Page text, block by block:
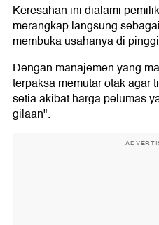
Keresahan ini dialami
merangkap langsung
membuka usahanya di
Dengan manajemen yang
terpaksa memutar otak agar
setia akibat harga pelumas
gilaan".